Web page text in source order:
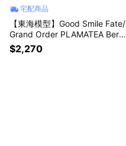
宅配商品
【東海模型】Good Smile Fate/
Grand Order PLAMATEA Berse
rker/阿爾托莉亞·Caster 組裝模
型
$2,270